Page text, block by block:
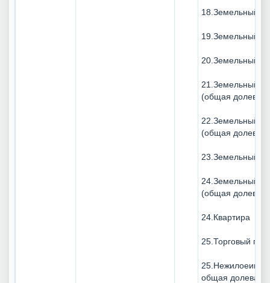
(общая долевая
(общая долевая
(общая долевая
24.Квартира
25.Торговый
общая долевая